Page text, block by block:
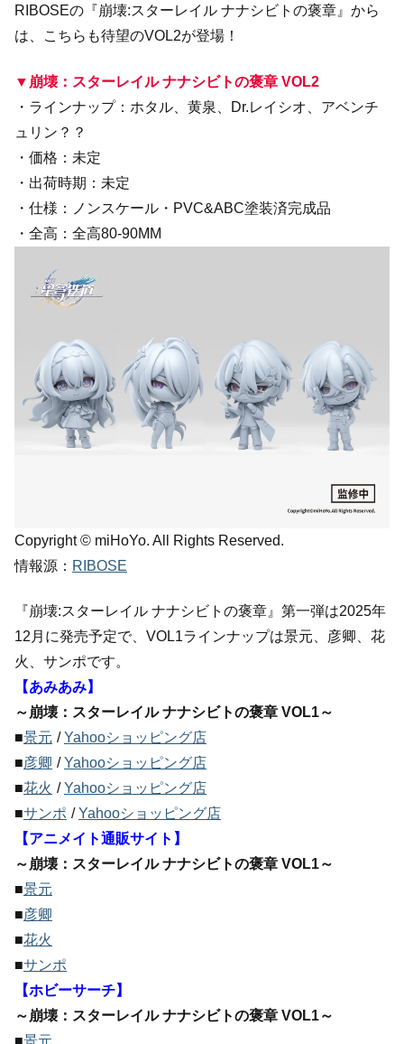
RIBOSEの『崩壊:スターレイル ナナシビトの褒章』から
は、こちらも待望のVOL2が登場！
▼崩壊：スターレイル ナナシビトの褒章 VOL2
・ラインナップ：ホタル、黄泉、Dr.レイシオ、アベンチ
ュリン？？
・価格：未定
・出荷時期：未定
・仕様：ノンスケール・PVC&ABC塗装済完成品
・全高：全高80-90MM
Copyright © miHoYo. All Rights Reserved.
情報源： RIBOSE
『崩壊:スターレイル ナナシビトの褒章』第一弾は2025年
12月に発売予定で、VOL1ラインナップは景元、彦卿、花
火、サンポです。
【あみあみ】
～崩壊：スターレイル ナナシビトの褒章 VOL1～
■景元 /Yahooショッピング店
■彦卿 /Yahooショッピング店
■花火 /Yahooショッピング店
■サンポ /Yahooショッピング店
【アニメイト通販サイト】
～崩壊：スターレイル ナナシビトの褒章 VOL1～
■景元
■彦卿
■花火
■サンポ
【ホビーサーチ】
～崩壊：スターレイル ナナシビトの褒章 VOL1～